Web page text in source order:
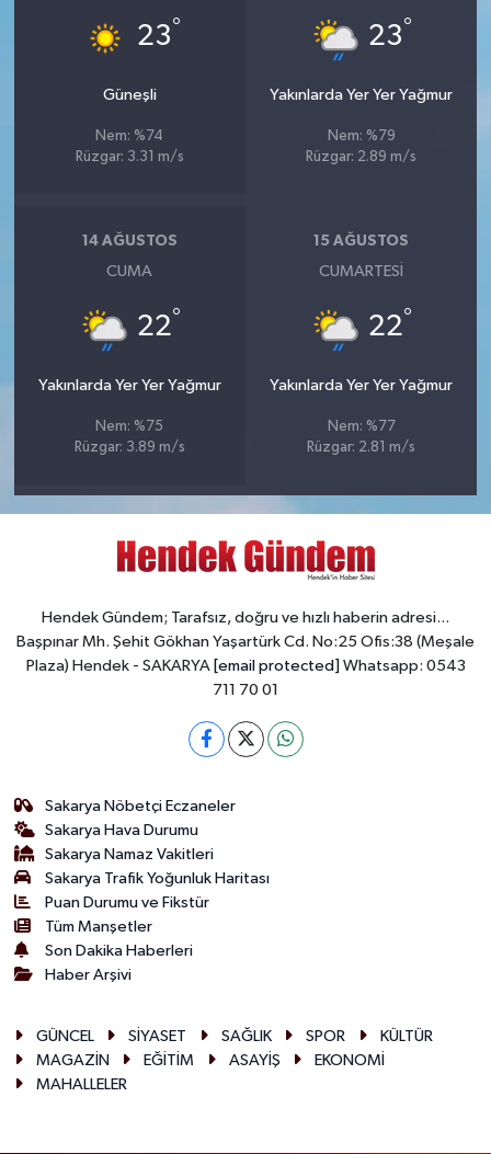
23°
Güneşli
Nem: %74
Rüzgar: 3.31 m/s
23°
Yakınlarda Yer Yer Yağmur
Nem: %79
Rüzgar: 2.89 m/s
14 AĞUSTOS
CUMA
22°
Yakınlarda Yer Yer Yağmur
Nem: %75
Rüzgar: 3.89 m/s
15 AĞUSTOS
CUMARTESI
22°
Yakınlarda Yer Yer Yağmur
Nem: %77
Rüzgar: 2.81 m/s
Hendek Gündem; Tarafsız, doğru ve hızlı haberin adresi...
Başpınar Mh. Şehit Gökhan Yaşartürk Cd. No:25 Ofis:38 (Meşale
Plaza) Hendek - SAKARYA [email protected] Whatsapp: 0543
711 70 01
Sakarya Nöbetçi Eczaneler
Sakarya Hava Durumu
Sakarya Namaz Vakitleri
Sakarya Trafik Yoğunluk Haritası
Puan Durumu ve Fikstür
Tüm Manşetler
Son Dakika Haberleri
Haber Arşivi
GÜNCEL SİYASET SAĞLIK SPOR
KÜLTÜR
MAGAZİN
EĞİTİM ASAYİŞ
EKONOMİ
MAHALLELER